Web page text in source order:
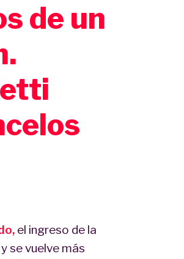
de un
el ingreso de la
se vuelve más